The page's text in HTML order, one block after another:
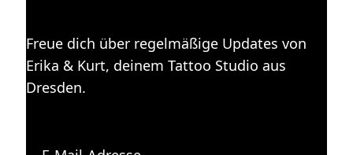
Freue dich über regelmäßige Updates von
Erika & Kurt, deinem Tattoo Studio aus
Dresden.